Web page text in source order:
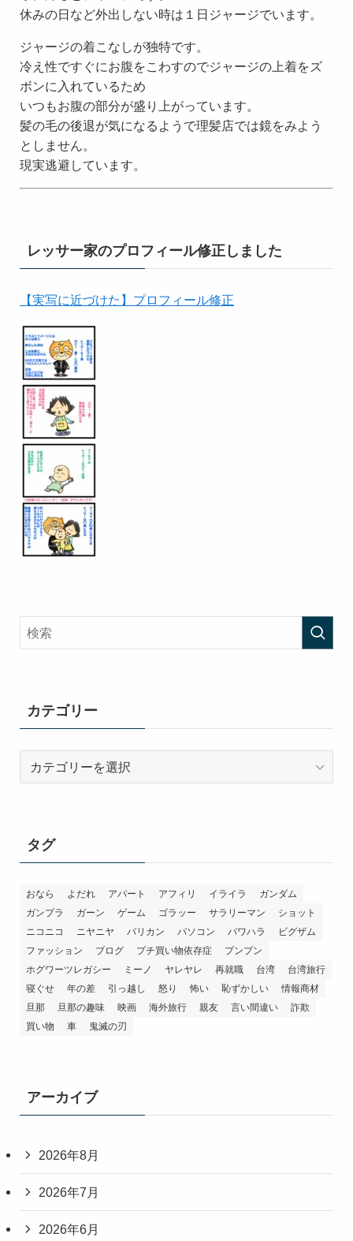
休みの日など外出しない時は１日ジャージでいます。
ジャージの着こなしが独特です。
冷え性ですぐにお腹をこわすのでジャージの上着をズ
ボンに入れているため
いつもお腹の部分が盛り上がっています。
髪の毛の後退が気になるようで理髪店では鏡をみよう
としません。
現実逃避しています。
レッサー家のプロフィール修正しました
【実写に近づけた】プロフィール修正
カテゴリー
タグ
おなら よだれ アパート アフィリ イライラ
ガンダム
ガンプラ
ガーン ゲーム ゴラッー サラリーマン
ショット
ニコニコ
ニヤニヤ バリカン パソコン パワハラ
ビグザム
ファッション
ブログ プチ買い物依存症
プンプン
ホグワーツレガシー
ミーノ ヤレヤレ 再就職 台湾
台湾旅行
寝ぐせ
年の差 引っ越し 怒り 怖い 恥ずかしい
情報商材
旦那
旦那の趣味 映画 海外旅行 親友 言い間違い
詐欺
買い物
車 鬼滅の刃
アーカイブ
2026年8月
2026年7月
2026年6月